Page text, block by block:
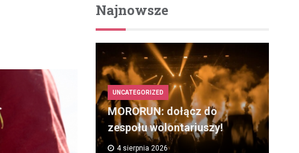
Najnowsze
UNCATEGORIZED
MORORUN: dołącz do
zespołu wolontariuszy!
4 sierpnia 2026